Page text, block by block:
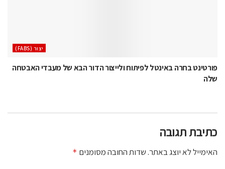
‫יצור (‪(FABS‬‬
פורטינט בחרה באינטל לפיתוח ולייצור הדור הבא של מעבדי האבטחה
שלה
כתיבת תגובה
האימייל לא יוצג באתר.שדות החובה מסומנים *